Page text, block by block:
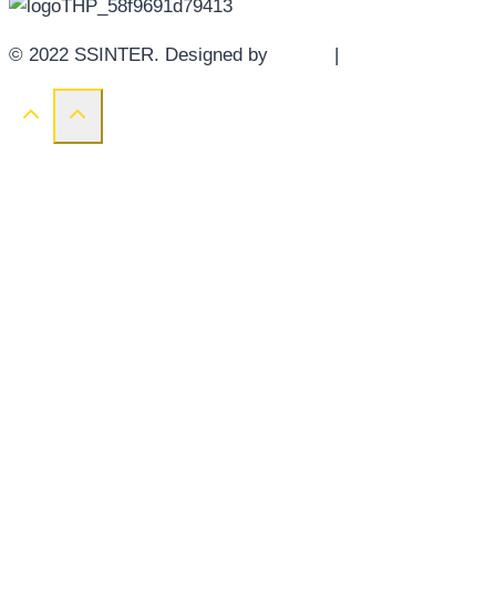
© 2022 SSINTER. Designed by